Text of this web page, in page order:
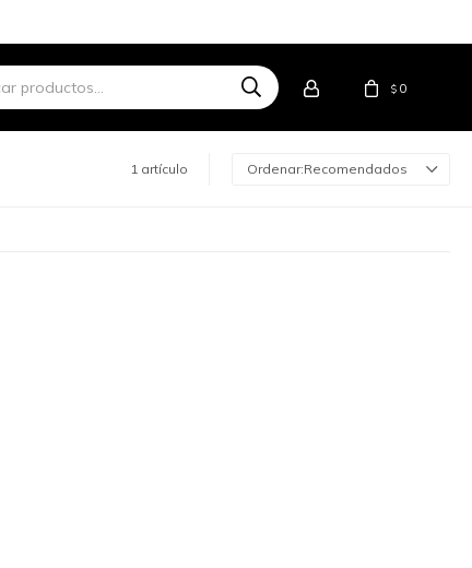
$ 0
1 artículo Recomendados